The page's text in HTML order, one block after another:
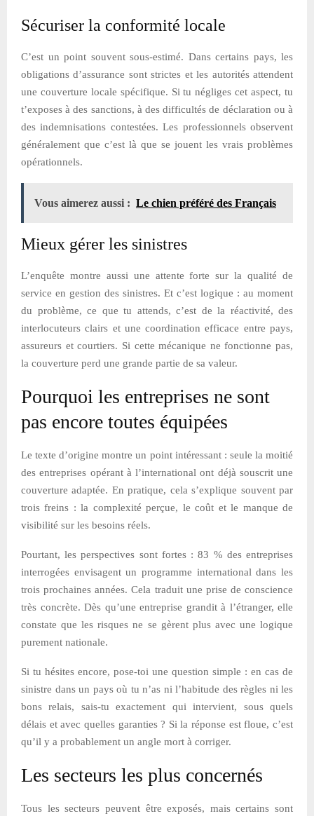
Sécuriser la conformité locale
C’est un point souvent sous-estimé. Dans certains pays, les
obligations d’assurance sont strictes et les autorités attendent
une couverture locale spécifique. Si tu négliges cet aspect, tu
t’exposes à des sanctions, à des difficultés de déclaration ou à
des indemnisations contestées. Les professionnels observent
généralement que c’est là que se jouent les vrais problèmes
opérationnels.
Vous aimerez aussi : Le chien préféré des Français
Mieux gérer les sinistres
L’enquête montre aussi une attente forte sur la qualité de
service en gestion des sinistres. Et c’est logique : au moment
du problème, ce que tu attends, c’est de la réactivité, des
interlocuteurs clairs et une coordination efficace entre pays,
assureurs et courtiers. Si cette mécanique ne fonctionne pas,
la couverture perd une grande partie de sa valeur.
Pourquoi les entreprises ne sont
pas encore toutes équipées
Le texte d’origine montre un point intéressant : seule la moitié
des entreprises opérant à l’international ont déjà souscrit une
couverture adaptée. En pratique, cela s’explique souvent par
trois freins : la complexité perçue, le coût et le manque de
visibilité sur les besoins réels.
Pourtant, les perspectives sont fortes : 83 % des entreprises
interrogées envisagent un programme international dans les
trois prochaines années. Cela traduit une prise de conscience
très concrète. Dès qu’une entreprise grandit à l’étranger, elle
constate que les risques ne se gèrent plus avec une logique
purement nationale.
Si tu hésites encore, pose-toi une question simple : en cas de
sinistre dans un pays où tu n’as ni l’habitude des règles ni les
bons relais, sais-tu exactement qui intervient, sous quels
délais et avec quelles garanties ? Si la réponse est floue, c’est
qu’il y a probablement un angle mort à corriger.
Les secteurs les plus concernés
Tous les secteurs peuvent être exposés, mais certains sont